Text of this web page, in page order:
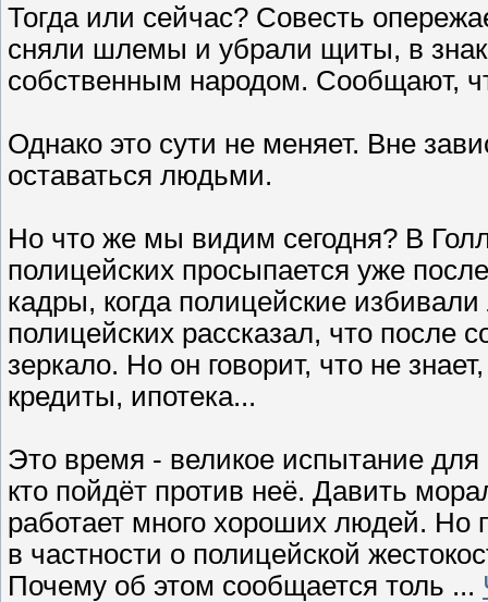
Тогда или сейчас? Совесть
сняли шлемы и убрали щиты, в знак
собственным народом. Сообщают,
Однако это сути не меняет. Вне
оставаться людьми.
Но что же мы видим сегодня? В
полицейских просыпается уже
кадры, когда полицейские
полицейских рассказал, что после
зеркало. Но он говорит, что не
кредиты, ипотека...
Это время - великое испытание
кто пойдёт против неё. Давить
работает много хороших людей. Но
в частности о полицейской
Почему об этом сообщается толь ...